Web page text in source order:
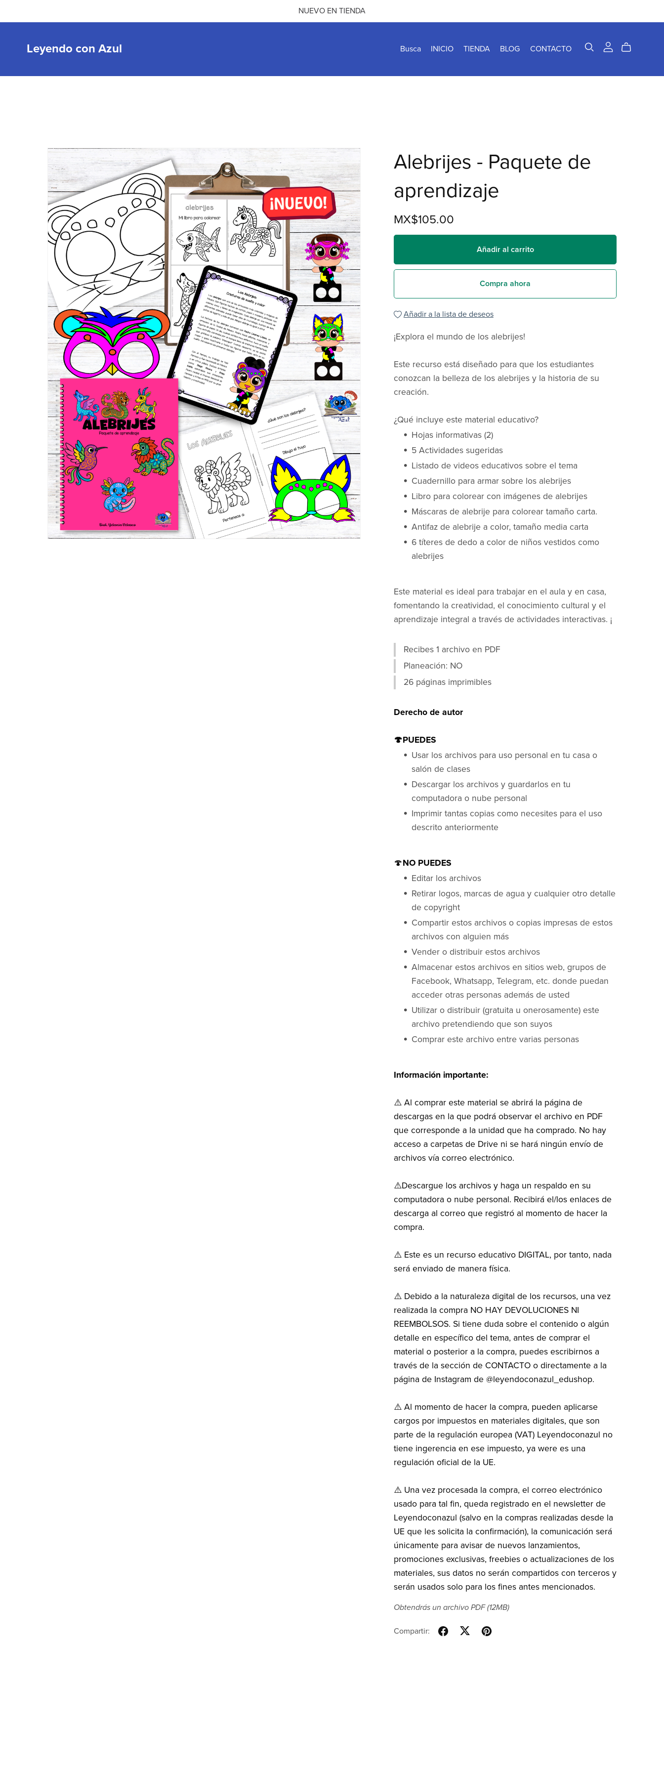
NUEVO EN TIENDA
Leyendo con Azul Busca INICIO TIENDA BLOG CONTACTO
Alebrijes - Paquete de
aprendizaje
MX$105.00
Añadir al carrito
Compra ahora
Añadir a la lista de deseos
¡Explora el mundo de los alebrijes!
Este recurso está diseñado para que los estudiantes
conozcan la belleza de los alebrijes y la historia de su
creación.
¿Qué incluye este material educativo?
Hojas informativas (2)
5 Actividades sugeridas
Listado de videos educativos sobre el tema
Cuadernillo para armar sobre los alebrijes
Libro para colorear con imágenes de alebrijes
Máscaras de alebrije para colorear tamaño carta.
Antifaz de alebrije a color, tamaño media carta
6 títeres de dedo a color de niños vestidos como
alebrijes
Este material es ideal para trabajar en el aula y en casa,
fomentando la creatividad, el conocimiento cultural y el
aprendizaje integral a través de actividades interactivas. ¡
Recibes 1 archivo en PDF
Planeación: NO
26 páginas imprimibles
Derecho de autor
🍄PUEDES
Usar los archivos para uso personal en tu casa o
salón de clases
Descargar los archivos y guardarlos en tu
computadora o nube personal
Imprimir tantas copias como necesites para el uso
descrito anteriormente
🍄NO PUEDES
Editar los archivos
Retirar logos, marcas de agua y cualquier otro detalle
de copyright
Compartir estos archivos o copias impresas de estos
archivos con alguien más
Vender o distribuir estos archivos
Almacenar estos archivos en sitios web, grupos de
Facebook, Whatsapp, Telegram, etc. donde puedan
acceder otras personas además de usted
Utilizar o distribuir (gratuita u onerosamente) este
archivo pretendiendo que son suyos
Comprar este archivo entre varias personas
Información importante:
⚠️ Al comprar este material se abrirá la página de
descargas en la que podrá observar el archivo en PDF
que corresponde a la unidad que ha comprado. No hay
acceso a carpetas de Drive ni se hará ningún envío de
archivos vía correo electrónico.
⚠️Descargue los archivos y haga un respaldo en su
computadora o nube personal. Recibirá el/los enlaces de
descarga al correo que registró al momento de hacer la
compra.
⚠️ Este es un recurso educativo DIGITAL, por tanto, nada
será enviado de manera física.
⚠️ Debido a la naturaleza digital de los recursos, una vez
realizada la compra NO HAY DEVOLUCIONES NI
REEMBOLSOS. Si tiene duda sobre el contenido o algún
detalle en específico del tema, antes de comprar el
material o posterior a la compra, puedes escribirnos a
través de la sección de CONTACTO o directamente a la
página de Instagram de @leyendoconazul_edushop.
⚠️ Al momento de hacer la compra, pueden aplicarse
cargos por impuestos en materiales digitales, que son
parte de la regulación europea (VAT) Leyendoconazul no
tiene ingerencia en ese impuesto, ya were es una
regulación oficial de la UE.
⚠️ Una vez procesada la compra, el correo electrónico
usado para tal fin, queda registrado en el newsletter de
Leyendoconazul (salvo en la compras realizadas desde la
UE que les solicita la confirmación), la comunicación será
únicamente para avisar de nuevos lanzamientos,
promociones exclusivas, freebies o actualizaciones de los
materiales, sus datos no serán compartidos con terceros y
serán usados solo para los fines antes mencionados.
Obtendrás un archivo PDF(12MB)
Compartir: